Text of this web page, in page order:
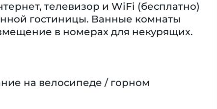
телевизор и WiFi (бесплатно)
гостиницы. Ванные комнаты
в номерах для некурящих.
на велосипеде / горном